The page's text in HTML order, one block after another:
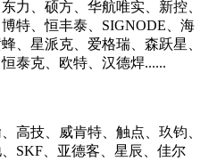
力、硕方、华航唯实、新控、
特、恒丰泰、SIGNODE、海
、星派克、爱格瑞、森跃星、
泰克、欧特、汉德焊......
技、威肯特、触点、玖钧、
SKF、亚德客、星辰、佳尔